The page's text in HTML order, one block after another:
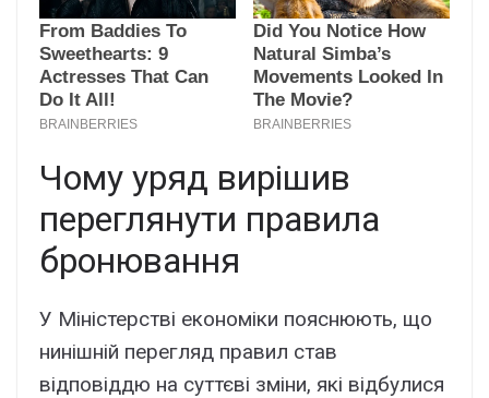
Чому уряд вирішив
переглянути правила
бронювання
У Міністерстві економіки пояснюють, що
нинішній перегляд правил став
відповіддю на суттєві зміни, які відбулися